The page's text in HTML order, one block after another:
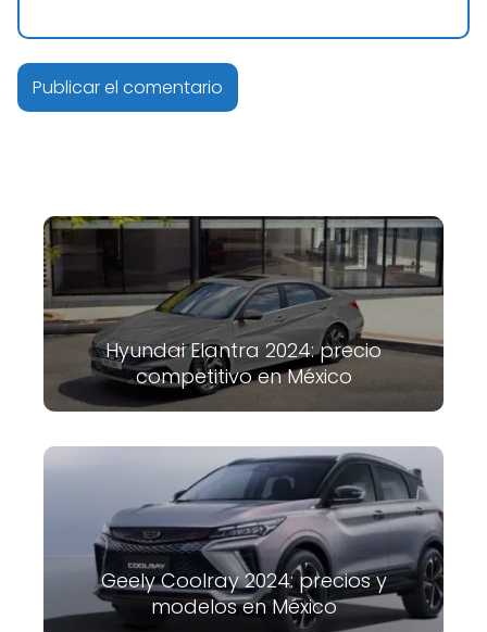
Hyundai Elantra 2024: precio
competitivo en México
Geely Coolray 2024: precios y
modelos en México